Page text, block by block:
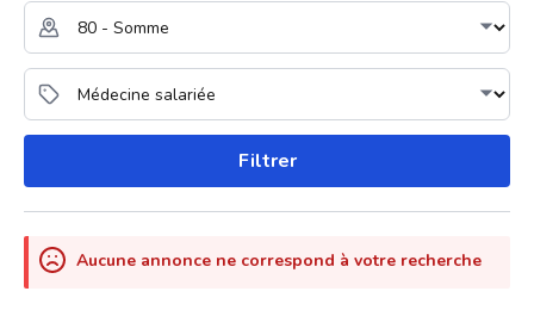
Filtrer
Aucune annonce ne correspond à votre recherche